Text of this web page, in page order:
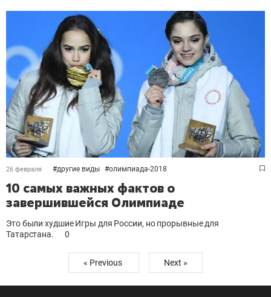
26 февраля #другие виды #олимпиада-2018
10 самых важных фактов о
завершившейся Олимпиаде
Это были худшие Игры для России, но прорывные для
Татарстана.
0
« Previous Next »